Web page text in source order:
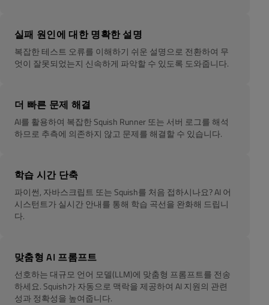
실패 원인에 대한 명확한 설명
복잡한 테스트 오류를 이해하기 쉬운 설명으로 전환하여 무
엇이 잘못되었는지 신속하게 파악할 수 있도록 도와줍니다.
더 빠른 문제 해결
AI를 활용하여 복잡한 Squish Runner 또는 서버 로그를 해석
하므로 추측에 의존하지 않고 문제를 해결할 수 있습니다.
학습 시간 단축
파이썬, 자바스크립트 또는 Squish를 처음 접하시나요? AI 어
시스턴트가 실시간 안내를 통해 학습 곡선을 완화해 드립니
다.
맞춤형 AI 프롬프트
선호하는 대규모 언어 모델(LLM)에 맞춤형 프롬프트를 전송
하세요. Squish가 자동으로 맥락을 제공하여 AI 지원의 관련
성과 정확성을 높여줍니다.